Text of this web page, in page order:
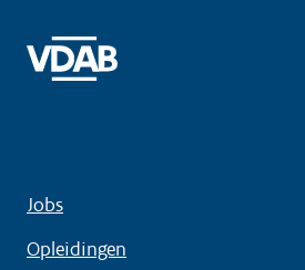
Jobs
Opleidingen